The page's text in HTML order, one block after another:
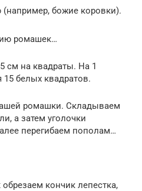
божие коровки).
ромашек…
см на квадраты. На 1
белых квадратов.
ромашки. Складываем
а затем уголочки
перегибаем пополам…
кончик лепестка,